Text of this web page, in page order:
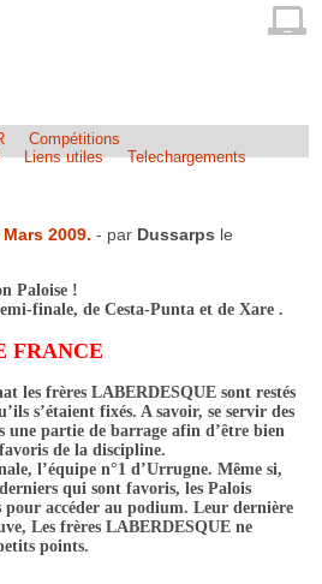
Compétitions
Liens utiles Telechargements
Mars 2009. - par Dussarps le
Paloise !
finale, de Cesta-Punta et de Xare .
FRANCE
les frères LABERDESQUE sont restés
s’étaient fixés. A savoir, se servir des
une partie de barrage afin d’être bien
de la discipline.
l’équipe n°1 d’Urrugne. Même si,
qui sont favoris, les Palois
pour accéder au podium. Leur dernière
Les frères LABERDESQUE ne
points.